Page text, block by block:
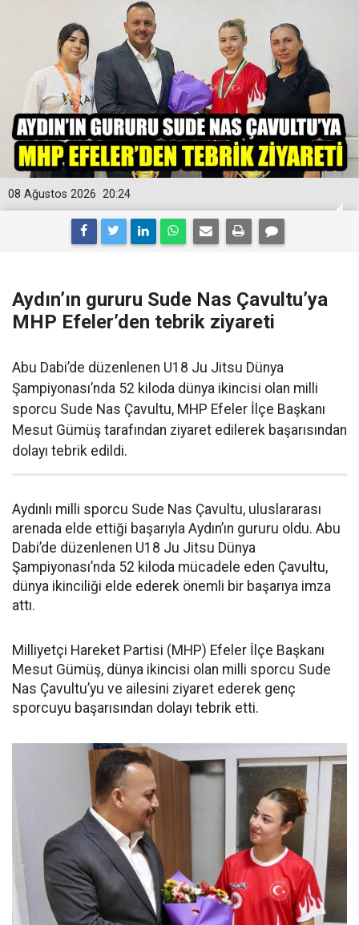
20:24
08 Ağustos 2026
Aydın’ın gururu Sude Nas Çavultu’ya
MHP Efeler’den tebrik ziyareti
Abu Dabi’de düzenlenen U18 Ju Jitsu Dünya
Şampiyonası’nda 52 kiloda dünya ikincisi olan milli
sporcu Sude Nas Çavultu, MHP Efeler İlçe Başkanı
Mesut Gümüş tarafından ziyaret edilerek başarısından
dolayı tebrik edildi.
Aydınlı milli sporcu Sude Nas Çavultu, uluslararası
arenada elde ettiği başarıyla Aydın’ın gururu oldu. Abu
Dabi’de düzenlenen U18 Ju Jitsu Dünya
Şampiyonası’nda 52 kiloda mücadele eden Çavultu,
dünya ikinciliği elde ederek önemli bir başarıya imza
attı.
Milliyetçi Hareket Partisi (MHP) Efeler İlçe Başkanı
Mesut Gümüş, dünya ikincisi olan milli sporcu Sude
Nas Çavultu’yu ve ailesini ziyaret ederek genç
sporcuyu başarısından dolayı tebrik etti.